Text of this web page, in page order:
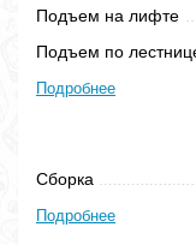
Подъем на лифте
Подъем по
Подробнее
Сборка
Подробнее